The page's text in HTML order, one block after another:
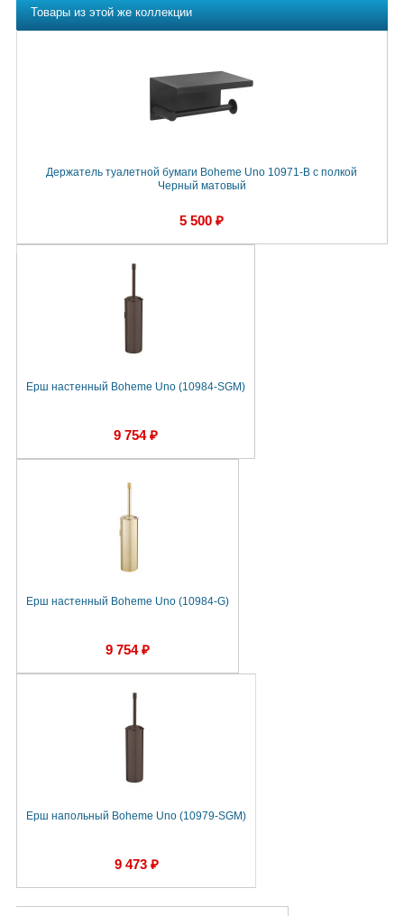
Товары из этой же коллекции
Держатель туалетной бумаги Boheme Uno 10971-B с полкой
Черный матовый
5 500 ₽
Ерш настенный Boheme Uno (10984-SGM)
9 754 ₽
Ерш настенный Boheme Uno (10984-G)
9 754 ₽
Ерш напольный Boheme Uno (10979-SGM)
9 473 ₽